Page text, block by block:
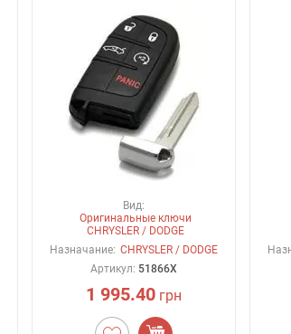
Вид:
Оригинальные ключи
CHRYSLER / DODGE
Назначание: CHRYSLER / DODGE
Артикул: 51866X
1 995.40грн